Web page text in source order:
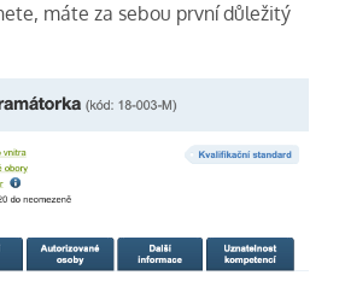
máte za sebou první důležitý